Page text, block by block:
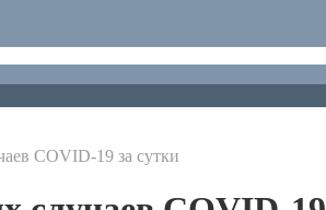
COVID-19 за сутки